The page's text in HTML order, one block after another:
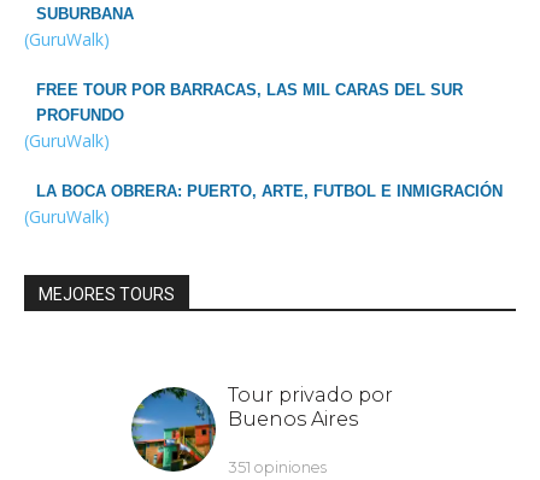
SUBURBANA
(GuruWalk)
FREE TOUR POR BARRACAS, LAS MIL CARAS DEL SUR
PROFUNDO
(GuruWalk)
LA BOCA OBRERA: PUERTO, ARTE, FUTBOL E INMIGRACIÓN
(GuruWalk)
MEJORES TOURS